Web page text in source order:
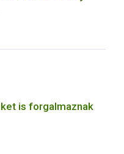
is forgalmaznak